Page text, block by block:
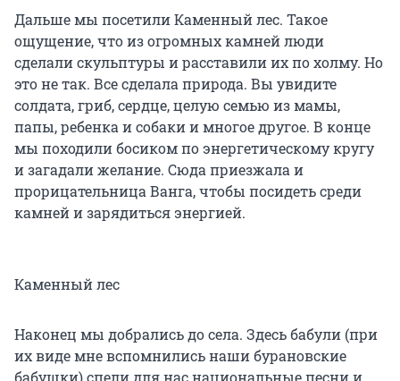
Дальше мы посетили Каменный лес. Такое
ощущение, что из огромных камней люди
сделали скульптуры и расставили их по холму. Но
это не так. Все сделала природа. Вы увидите
солдата, гриб, сердце, целую семью из мамы,
папы, ребенка и собаки и многое другое. В конце
мы походили босиком по энергетическому кругу
и загадали желание. Сюда приезжала и
прорицательница Ванга, чтобы посидеть среди
камней и зарядиться энергией.
Каменный лес
Наконец мы добрались до села. Здесь бабули (при
их виде мне вспомнились наши бурановские
бабушки) спели для нас национальные песни и